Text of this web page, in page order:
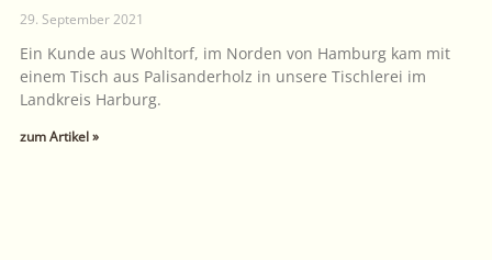
29. September 2021
Ein Kunde aus Wohltorf, im Norden von Hamburg kam mit
einem Tisch aus Palisanderholz in unsere Tischlerei im
Landkreis Harburg.
zum Artikel »